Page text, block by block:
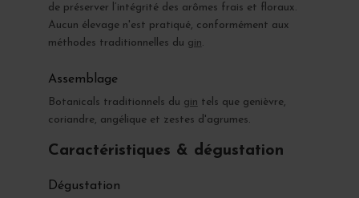
de préserver l’intégrité des arômes frais et floraux.
Aucun élevage n'est pratiqué, conformément aux
méthodes traditionnelles du gin.
Assemblage
Botanicals traditionnels du gin tels que genièvre,
coriandre, angélique et zestes d'agrumes.
Caractéristiques & dégustation
Dégustation